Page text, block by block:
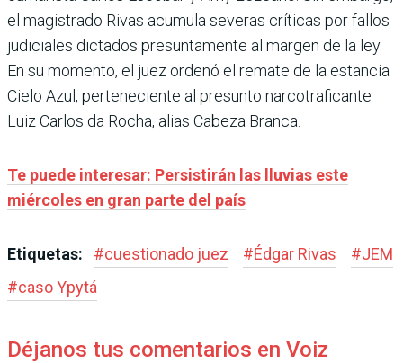
el magistrado Rivas acumula severas críticas por fallos
judiciales dictados presuntamente al margen de la ley.
En su momento, el juez ordenó el remate de la estancia
Cielo Azul, perteneciente al presunto narcotraficante
Luiz Carlos da Rocha, alias Cabeza Branca.
Te puede interesar: Persistirán las lluvias este
miércoles en gran parte del país
Etiquetas: #cuestionado juez #Édgar Rivas #JEM
#caso Ypytá
Déjanos tus comentarios en Voiz